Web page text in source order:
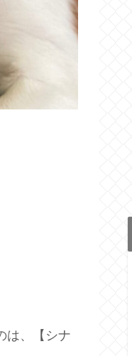
は、【シナ